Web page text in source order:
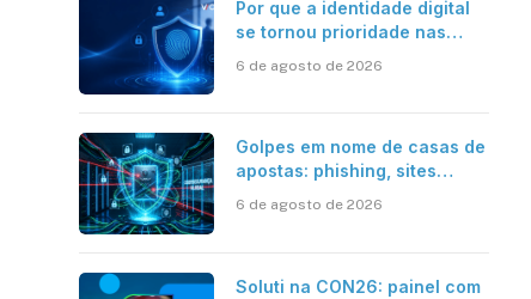
Por que a identidade digital
se tornou prioridade nas
6 de agosto de 2026
Golpes em nome de casas de
apostas: phishing, sites
6 de agosto de 2026
Soluti na CON26: painel com